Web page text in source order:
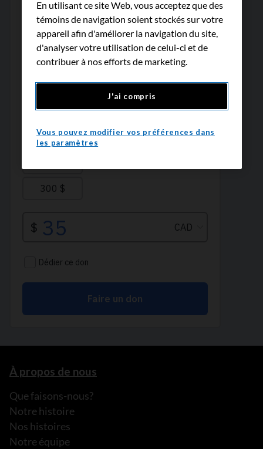
À propos de nous
Que faisons-nous?
Notre histoire
Nos histoires
Notre équipe
En utilisant ce site Web, vous acceptez que des
témoins de navigation soient stockés sur votre
appareil afin d'améliorer la navigation du site,
d'analyser votre utilisation de celui-ci et de
contribuer à nos efforts de marketing.
J'ai compris
Vous pouvez modifier vos préférences dans
les paramètres